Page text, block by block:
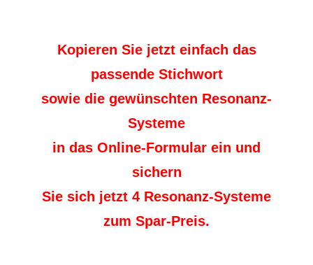
Kopieren Sie jetzt einfach das
passende Stichwort
sowie die gewünschten Resonanz-
Systeme
in das Online-Formular ein und
sichern
Sie sich jetzt 4 Resonanz-Systeme
zum Spar-Preis.